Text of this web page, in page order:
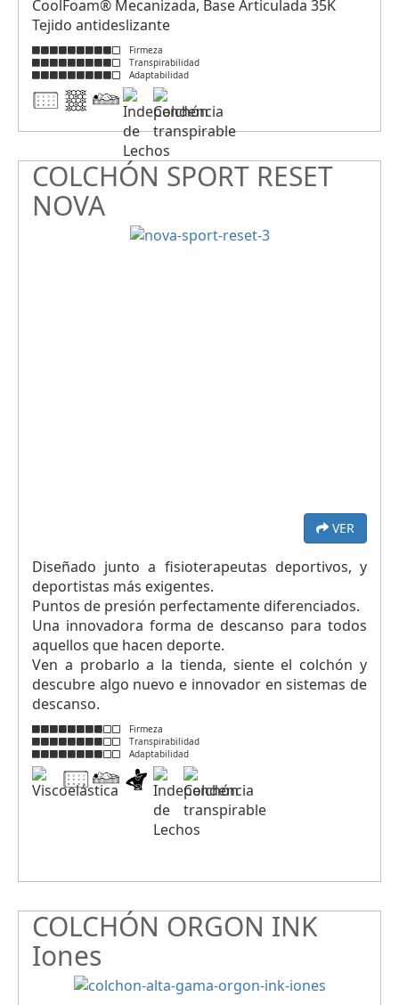
CoolFoam® Mecanizada, Base Articulada 35K
Tejido antideslizante
Firmeza
Transpirabilidad
Adaptabilidad
COLCHÓN SPORT RESET
NOVA
VER
Diseñado junto a fisioterapeutas deportivos, y
deportistas más exigentes.
Puntos de presión perfectamente diferenciados.
Una innovadora forma de descanso para todos
aquellos que hacen deporte.
Ven a probarlo a la tienda, siente el colchón y
descubre algo nuevo e innovador en sistemas de
descanso.
Firmeza
Transpirabilidad
Adaptabilidad
COLCHÓN ORGON INK
Iones